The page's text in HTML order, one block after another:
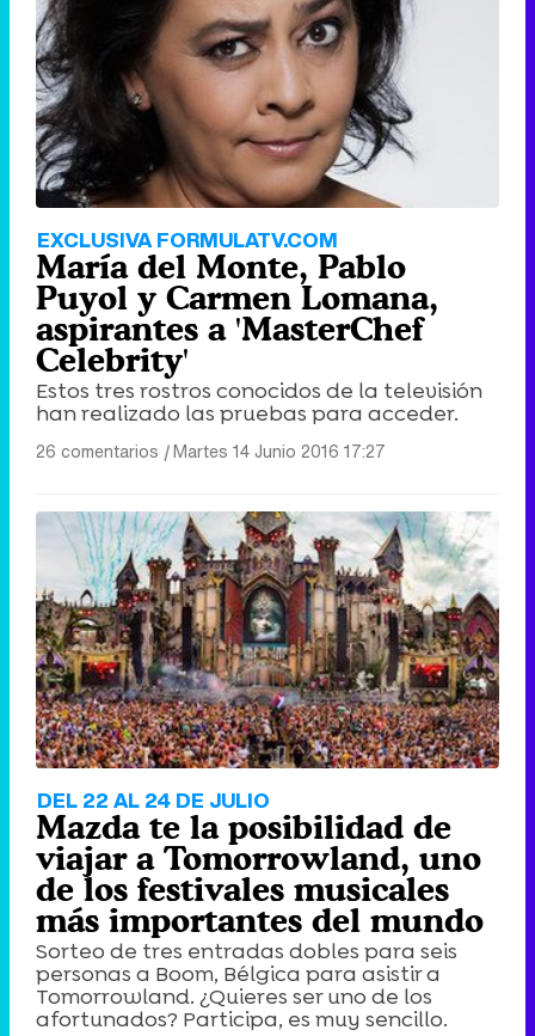
EXCLUSIVA FORMULATV.COM
María del Monte, Pablo
Puyol y Carmen Lomana,
aspirantes a 'MasterChef
Celebrity'
Estos tres rostros conocidos de la televisión
han realizado las pruebas para acceder.
26 comentarios |Martes 14 Junio 2016 17:27
DEL 22 AL 24 DE JULIO
Mazda te la posibilidad de
viajar a Tomorrowland, uno
de los festivales musicales
más importantes del mundo
Sorteo de tres entradas dobles para seis
personas a Boom, Bélgica para asistir a
Tomorrowland. ¿Quieres ser uno de los
afortunados? Participa, es muy sencillo.